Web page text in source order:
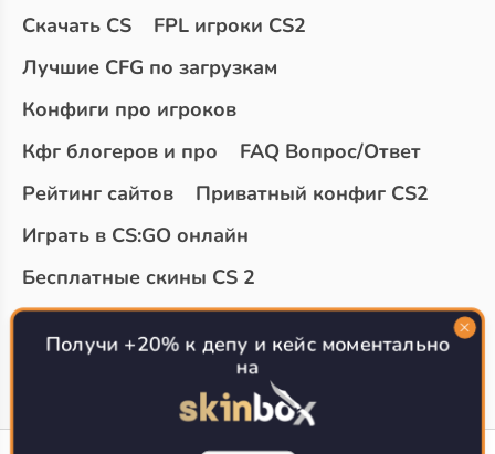
Скачать CS
FPL игроки CS2
Лучшие CFG по загрузкам
Конфиги про игроков
Кфг блогеров и про
FAQ Вопрос/Ответ
Рейтинг сайтов
Приватный конфиг CS2
Играть в CS:GO онлайн
Бесплатные скины CS 2
Топ сайтов с халявой КС 2
О проекте
Получи +20% к депу и кейс моментально
на